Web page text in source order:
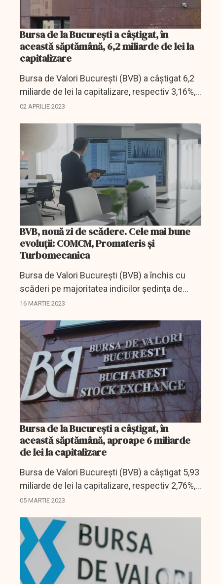
Bursa de la Bucureşti a câştigat, în
această săptămână, 6,2 miliarde de lei la
capitalizare
Bursa de Valori Bucureşti (BVB) a câştigat 6,2
miliarde de lei la capitalizare, respectiv 3,16%,
în această săptămână, iar valoarea
02 APRILIE 2023
BVB, nouă zi de scădere. Cele mai bune
evoluţii: COMCM, Promateris şi
Turbomecanica
Bursa de Valori Bucureşti (BVB) a închis cu
scăderi pe majoritatea indicilor şedinţa de
tranzacţionare de joi, iar valoarea tranzacţiilor
10,24...
16 MARTIE 2023
Bursa de la Bucureşti a câştigat, în
această săptămână, aproape 6 miliarde
de lei la capitalizare
Bursa de Valori Bucureşti (BVB) a câştigat 5,93
miliarde de lei la capitalizare, respectiv 2,76%,
în această săptămână, iar valoarea
două ori...
05 MARTIE 2023